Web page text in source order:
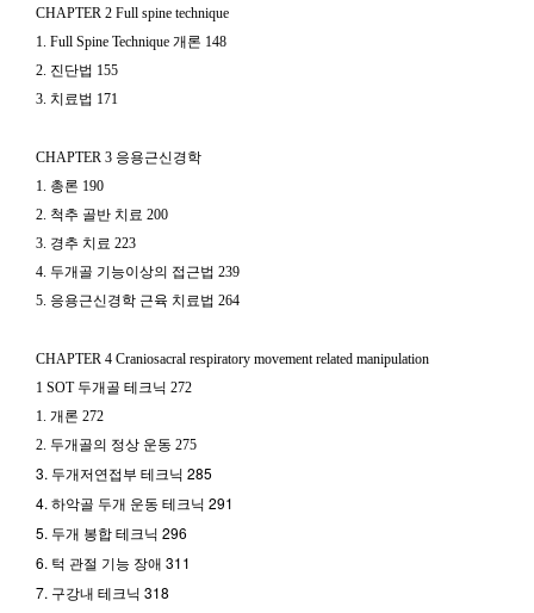
CHAPTER 2 Full spine technique
1. Full Spine Technique 개론 148
2. 진단법 155
3. 치료법 171
CHAPTER 3 응용근신경학
1. 총론 190
2. 척추 골반 치료 200
3. 경추 치료 223
4. 두개골 기능이상의 접근법 239
5. 응용근신경학 근육 치료법 264
CHAPTER 4 Craniosacral respiratory movement related manipulation
1 SOT 두개골 테크닉 272
1. 개론 272
2. 두개골의 정상 운동 275
3. 두개저연접부 테크닉 285
4. 하악골 두개 운동 테크닉 291
5. 두개 봉합 테크닉 296
6. 턱 관절 기능 장애 311
7. 구강내 테크닉 318